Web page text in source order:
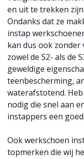
en uit te trekken zijn
Ondanks dat ze
instap
kan dus ook zonder
zowel de S2- als de
geweldige
teenbescherming,
waterafstotend.
nodig die snel aan
instappers een
Ook werkschoen
topmerken die wij